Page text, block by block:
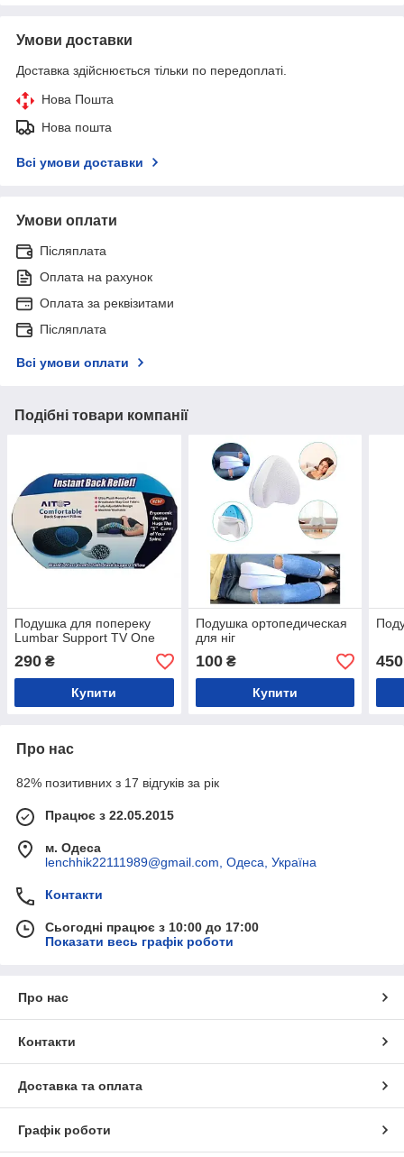
Умови доставки
Доставка здійснюється тільки по передоплаті.
Нова Пошта
Нова пошта
Всі умови доставки
Умови оплати
Післяплата
Оплата на рахунок
Оплата за реквізитами
Післяплата
Всі умови оплати
Подібні товари компанії
Подушка для попереку
Lumbar Support TV One
290 ₴
Купити
Подушка ортопедическая
для ніг
100₴
Купити
450
Про нас
82% позитивних з 17 відгуків за рік
Працює з 22.05.2015
м. Одеса
lenchhik22111989@gmail.com, Одеса, Україна
Контакти
Сьогодні працює з 10:00 до 17:00
Показати весь графік роботи
Про нас
Контакти
Доставка та оплата
Графік роботи